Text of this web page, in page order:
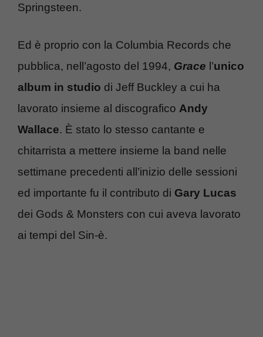
Springsteen.
Ed è proprio con la Columbia Records che
pubblica, nell’agosto del 1994, Grace l’unico
album in studio di Jeff Buckley a cui ha
lavorato insieme al discografico Andy
Wallace. È stato lo stesso cantante e
chitarrista a mettere insieme la band nelle
settimane precedenti all’inizio delle sessioni
ed importante fu il contributo di Gary Lucas
dei Gods & Monsters con cui aveva lavorato
ai tempi del Sin-è.